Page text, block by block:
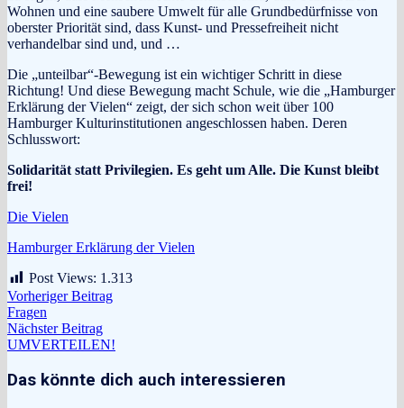
Wohnen und eine saubere Umwelt für alle Grundbedürfnisse von
oberster Priorität sind, dass Kunst- und Pressefreiheit nicht
verhandelbar sind und, und …
Die „unteilbar“-Bewegung ist ein wichtiger Schritt in diese
Richtung! Und diese Bewegung macht Schule, wie die „Hamburger
Erklärung der Vielen“ zeigt, der sich schon weit über 100
Hamburger Kulturinstitutionen angeschlossen haben. Deren
Schlusswort:
Solidarität statt Privilegien. Es geht um Alle. Die Kunst bleibt
frei!
Die Vielen
Hamburger Erklärung der Vielen
Post Views: 1.313
Beitragsnavigation
Vorheriger BeitragVorheriger
Fragen
Nächster BeitragNächster
Beitrag:
UMVERTEILEN!
Das könnte dich auch interessieren